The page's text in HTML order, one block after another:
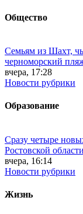
Общество
Семьям из Шахт,
черноморский
вчера, 17:28
Новости рубрики
Образование
Сразу четыре
Ростовской области
вчера, 16:14
Новости рубрики
Жизнь